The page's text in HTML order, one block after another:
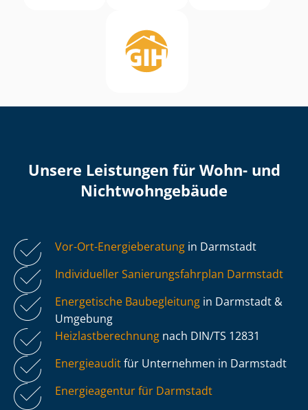
Unsere Leistungen für Wohn- und
Nicht­wohn­ge­bäu­de
Vor-Ort-Energieberatung in Darmstadt
Individueller Sa­nie­rungs­fahr­plan Darmstadt
Energetische Baubegleitung in Darmstadt &
Umgebung
Heiz­last­be­rech­nung nach DIN/TS 12831
Energieauditfür Unternehmen in Darmstadt
Energieagentur für Darmstadt